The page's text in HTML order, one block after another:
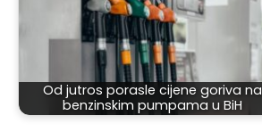
Od jutros porasle cijene goriva na
benzinskim pumpama u BiH